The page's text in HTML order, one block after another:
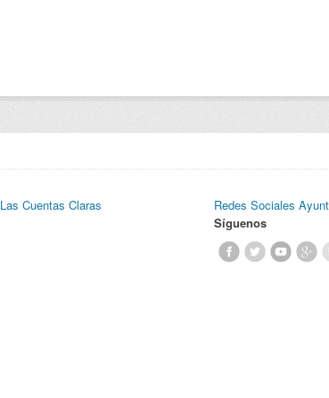
Las Cuentas Claras
Redes Sociales
Síguenos